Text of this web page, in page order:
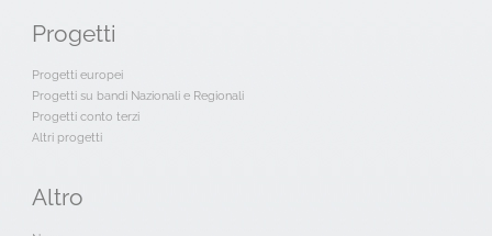
Progetti
Progetti europei
Progetti su bandi Nazionali e Regionali
Progetti conto terzi
Altri progetti
Altro